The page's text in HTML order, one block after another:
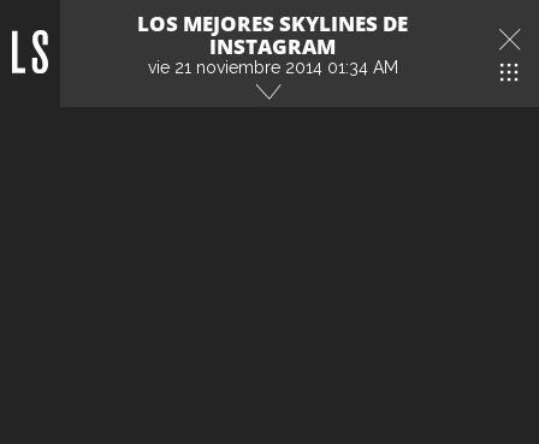
LOS MEJORES SKYLINES DE
INSTAGRAM
vie 21 noviembre 2014 01:34 AM